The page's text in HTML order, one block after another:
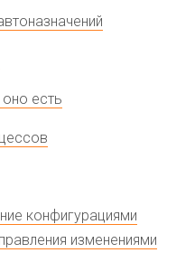
есть
конфигурациями
изменениями